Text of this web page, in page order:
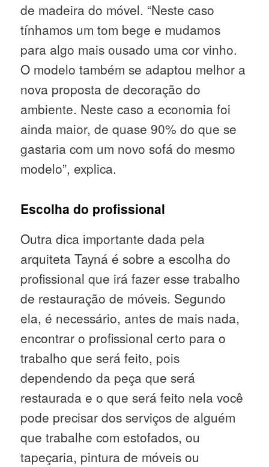
de madeira do móvel. “Neste caso
tínhamos um tom bege e mudamos
para algo mais ousado uma cor vinho.
O modelo também se adaptou melhor a
nova proposta de decoração do
ambiente. Neste caso a economia foi
ainda maior, de quase 90% do que se
gastaria com um novo sofá do mesmo
modelo”, explica.
Escolha do profissional
Outra dica importante dada pela
arquiteta Tayná é sobre a escolha do
profissional que irá fazer esse trabalho
de restauração de móveis. Segundo
ela, é necessário, antes de mais nada,
encontrar o profissional certo para o
trabalho que será feito, pois
dependendo da peça que será
restaurada e o que será feito nela você
pode precisar dos serviços de alguém
que trabalhe com estofados, ou
tapeçaria, pintura de móveis ou